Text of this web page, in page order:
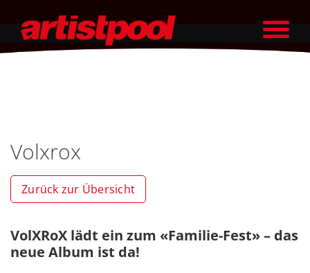
Volxrox
Zurück zur Übersicht
VolXRoX lädt ein zum «Familie-Fest» – das
neue Album ist da!